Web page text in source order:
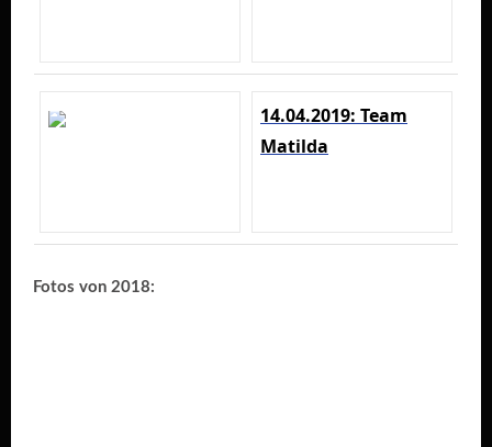
14.04.2019: Team
Matilda
Fotos von 2018: